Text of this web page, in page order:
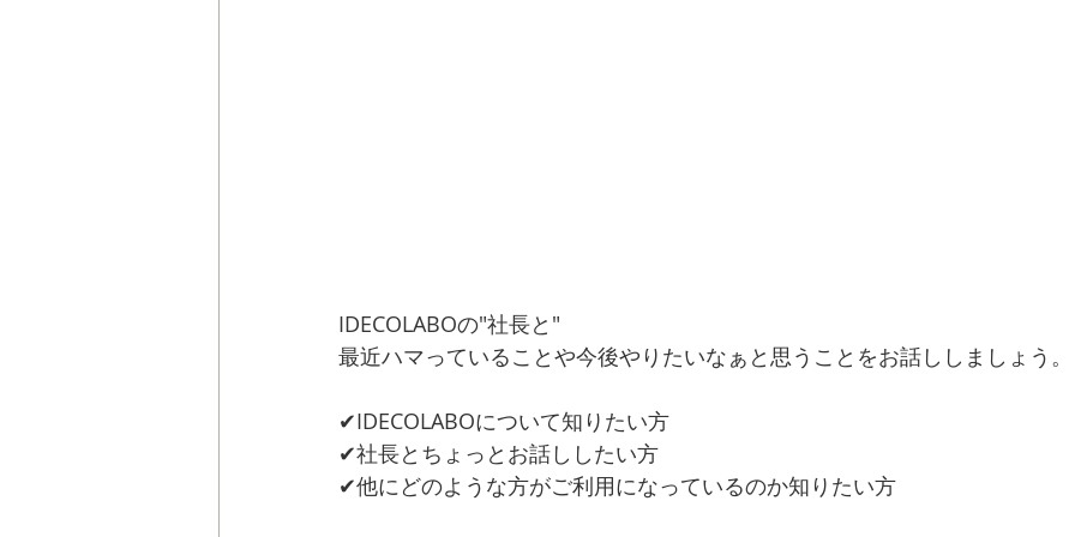
IDECOLABOの"社長と"
最近ハマっていることや今後やりたいなぁと思うことをお話ししましょう。
✔︎IDECOLABOについて知りたい方
✔︎社長とちょっとお話ししたい方
✔︎他にどのような方がご利用になっているのか知りたい方